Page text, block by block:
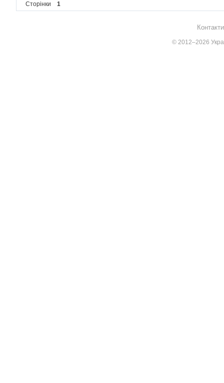
Сторінки 1
© 2012–2026